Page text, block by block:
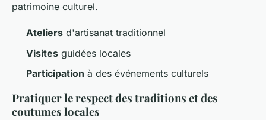
patrimoine culturel.
Ateliers d'artisanat traditionnel
Visites guidées locales
Participation à des événements culturels
Pratiquer le respect des traditions et des
coutumes locales